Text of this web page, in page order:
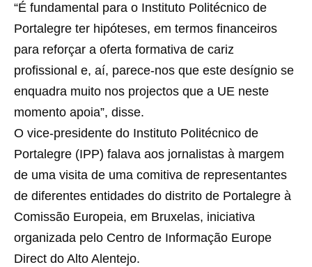
“É fundamental para o Instituto Politécnico de
Portalegre ter hipóteses, em termos financeiros
para reforçar a oferta formativa de cariz
profissional e, aí, parece-nos que este desígnio se
enquadra muito nos projectos que a UE neste
momento apoia”, disse.
O vice-presidente do Instituto Politécnico de
Portalegre (IPP) falava aos jornalistas à margem
de uma visita de uma comitiva de representantes
de diferentes entidades do distrito de Portalegre à
Comissão Europeia, em Bruxelas, iniciativa
organizada pelo Centro de Informação Europe
Direct do Alto Alentejo.